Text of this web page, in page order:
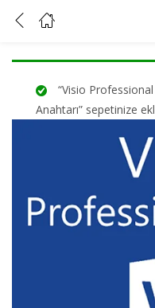
Kullanıcı adınızı ve şifrenizi
Beni Hatırla
“Visio
Anahtarı” sepetinize